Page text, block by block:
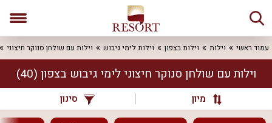
עמוד ראשי וילות וילות בצפון וילות לימי גיבוש וילות עם שולחן סנוקר חיצוני
וילות עם שולחן סנוקר חיצוני לימי גיבוש בצפון (40)
מיון סינון